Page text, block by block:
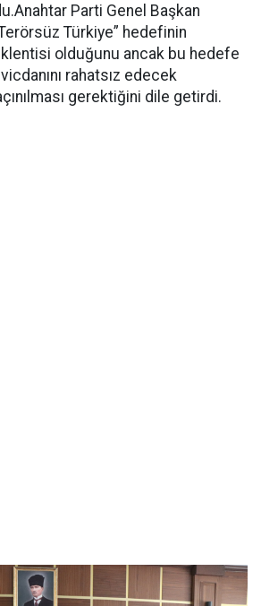
Parti Genel Başkan
Türkiye” hedefinin
olduğunu ancak bu hedefe
rahatsız edecek
gerektiğini dile getirdi.